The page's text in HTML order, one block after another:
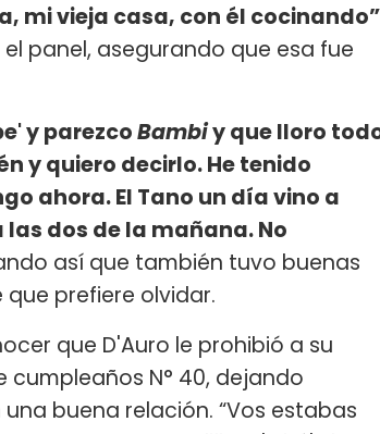
mi vieja casa, con él cocinando”
panel, asegurando que esa fue
y parezcoBambiy que lloro
y quiero decirlo. He tenido
ahora. El Tano un día vino a
dos de la mañana. No
así que también tuvo buenas
prefiere olvidar.
que D'Auro le prohibió a su
cumpleaños N° 40, dejando
buena relación. “Vos estabas